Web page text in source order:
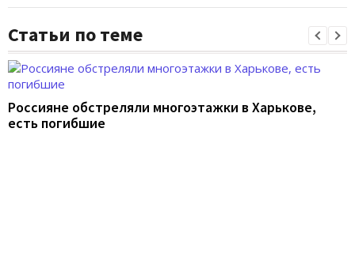
Статьи по теме
Россияне обстреляли многоэтажки в Харькове,
есть погибшие